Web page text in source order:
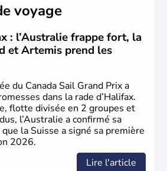
Québec, le Canada passe ensuite
Britanniques. L'indépendance du
cours d'un long processus qui s'est
Le peuple autochtone des Inuits,
n'est découvert qu'au début
d'une expédition dans le Grand
voyage
: l’Australie frappe fort, la
et Artemis prend les
du Canada Sail Grand Prix a
dans la rade d’Halifax.
flotte divisée en 2 groupes et
l’Australie a confirmé sa
la Suisse a signé sa première
2026.
Lire l'article